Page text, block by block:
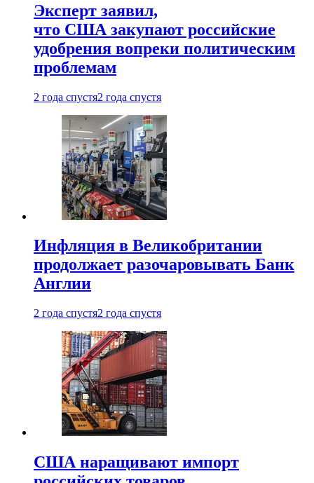
Эксперт заявил,
что США закупают российские
удобрения вопреки политическим
проблемам
2 года спустя2 года спустя
Инфляция в Великобритании
продолжает разочаровывать Банк
Англии
2 года спустя2 года спустя
США наращивают импорт